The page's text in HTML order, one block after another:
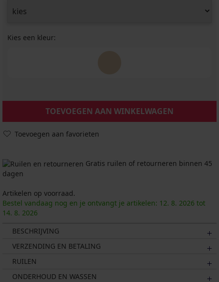
Kies een kleur:
TOEVOEGEN AAN WINKELWAGEN
Toevoegen aan favorieten
Gratis ruilen of retourneren binnen 45
dagen
Artikelen op voorraad.
Bestel vandaag nog en je ontvangt je artikelen: 12. 8. 2026 tot
14. 8. 2026
BESCHRIJVING
VERZENDING EN BETALING
RUILEN
ONDERHOUD EN WASSEN